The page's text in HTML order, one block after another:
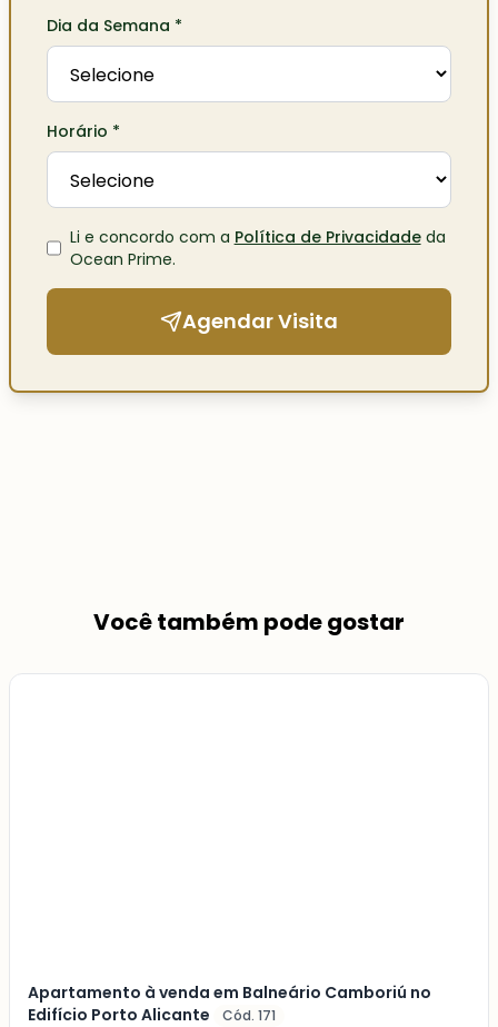
Dia da Semana *
Horário *
Li e concordo com a Política de Privacidadeda
Ocean Prime.
Agendar Visita
Você também pode gostar
Apartamento à venda em Balneário Camboriú no
Edifício Porto Alicante
Cód. 171